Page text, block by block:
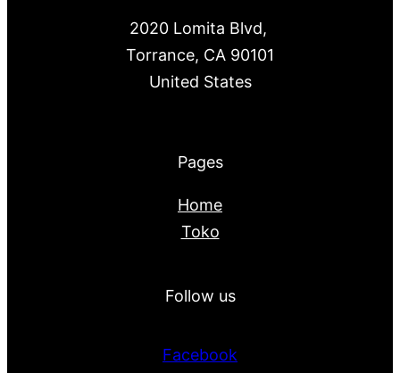
2020 Lomita Blvd,
Torrance, CA 90101
United States
Pages
Home
Toko
Follow us
Facebook